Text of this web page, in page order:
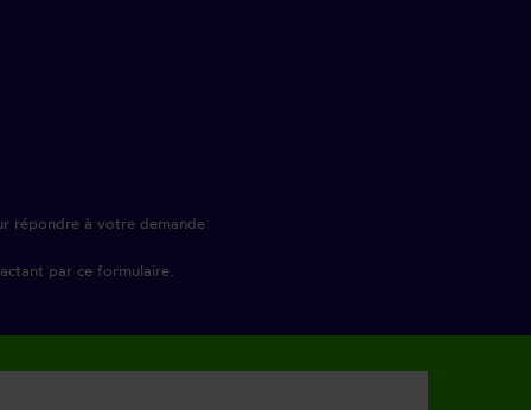
répondre à votre demande
par ce formulaire.